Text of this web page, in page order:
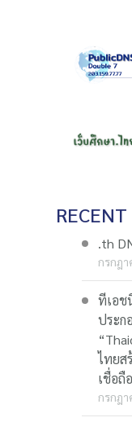
.th
กรกฎ
ทีเอช
ประก
ไทยส
เชื่อถื
กรกฎ